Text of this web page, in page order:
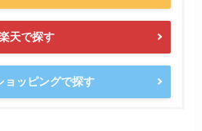
天で探す
ョッピングで探す